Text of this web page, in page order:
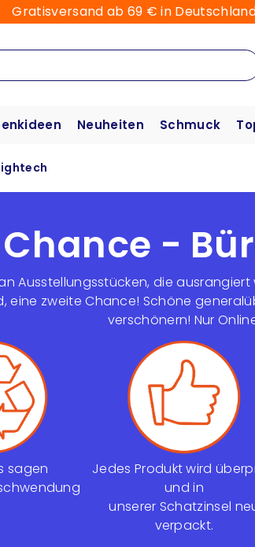
Gratisversand ab 69 € in
Neuheiten Schmuck
-
Ausstellungsstücken, die
eine zweite Chance! Schöne
verschönern! Nur
sagen
Jedes Produkt wird
und in
unserer Schatzinsel
verpackt.